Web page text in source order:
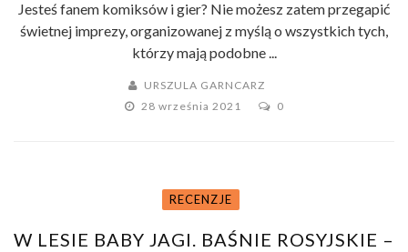
Jesteś fanem komiksów i gier? Nie możesz zatem przegapić
świetnej imprezy, organizowanej z myślą o wszystkich tych,
którzy mają podobne ...
URSZULA GARNCARZ
28 września 2021
0
RECENZJE
W LESIE BABY JAGI. BAŚNIE ROSYJSKIE –